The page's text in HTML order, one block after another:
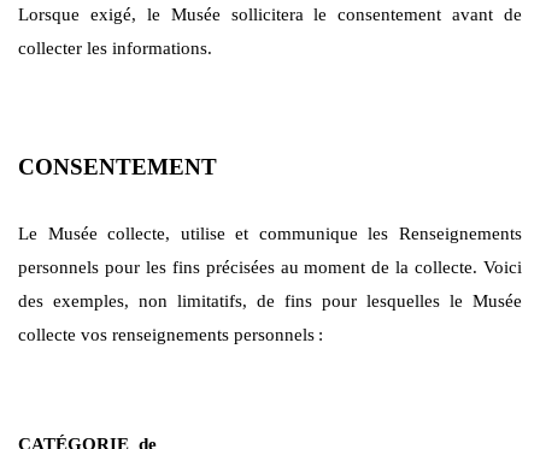
Lorsque exigé, le Musée sollicitera le consentement avant de
collecter les informations.
CONSENTEMENT
Le Musée collecte, utilise et communique les Renseignements
personnels pour les fins précisées au moment de la collecte. Voici
des exemples, non limitatifs, de fins pour lesquelles le Musée
collecte vos renseignements personnels :
CATÉGORIE de